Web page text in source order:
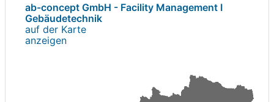
ab-concept GmbH - Facility Management I
Gebäudetechnik
auf der Karte
anzeigen